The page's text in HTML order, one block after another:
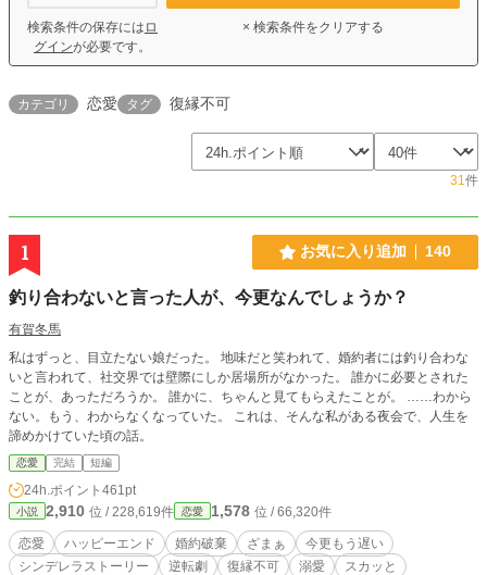
検索条件の保存には ロ
グインが必要です。
× 検索条件をクリアする
カテゴリ 恋愛 タグ 復縁不可
31件
1 お気に入り追加 140
釣り合わないと言った人が、今更なんでしょうか？
有賀冬馬
私はずっと、目立たない娘だった。 地味だと笑われて、婚約者には釣り合わな
いと言われて、社交界では壁際にしか居場所がなかった。 誰かに必要とされた
ことが、あっただろうか。 誰かに、ちゃんと見てもらえたことが。 ……わから
ない。もう、わからなくなっていた。 これは、そんな私がある夜会で、人生を
諦めかけていた頃の話。
恋愛 完結 短編
24h.ポイント 461pt
小説 2,910 位 / 228,619件 恋愛 1,578 位 / 66,320件
恋愛 ハッピーエンド 婚約破棄 ざまぁ
今更もう遅い
シンデレラストーリー
逆転劇 復縁不可 溺愛 スカッと